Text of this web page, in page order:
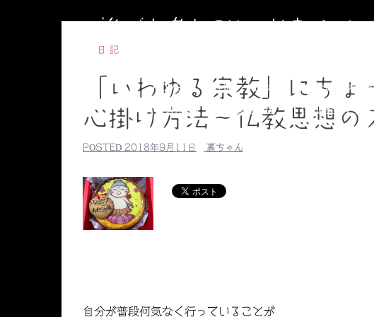
誰でも参加OKのお寺イベ
HOME 副住職のブログ 円相寺第２納骨
【毎週水曜】子ども書道教室
【毎週金曜】大
副住職のプロフィール＆頼
日記
「いわゆる宗教」にち
心掛け方法～仏教思想の
POSTED 2018年9月11日 裏ちゃん
自分が普段何気なく行っていることが